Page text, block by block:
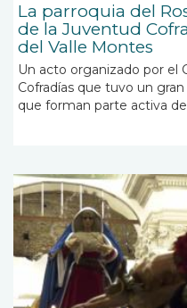
La parroquia del
de la Juventud
del Valle Montes
Un acto organizado por el
Cofradías que tuvo un
que forman parte activa